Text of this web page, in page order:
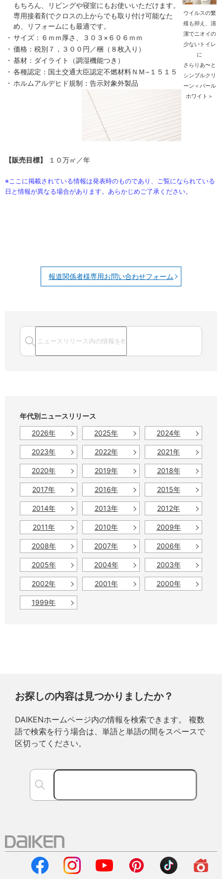
もちろん、リビングや寝室にもお使いいただけます。
専用接着剤でクロスの上からでも取り付け可能なた
め、リフォームにも最適です。
ウイルスの繁
殖も抑え、清
潔でニオイの
少ないトイレ
に
さらりあ〜と
シンプルクリ
ーン＜パール
ホワイト＞
・ サイズ：６ｍｍ厚さ、３０３×６０６ｍｍ
・ 価格：税別７，３００円／梱（８枚入り）
・ 基材：ダイライト（調湿機能つき）
・ 各種認定：国土交通大臣認定不燃材料ＮＭ−１５１５
・ ホルムアルデヒド規制：告示対象外製品
【販売目標】 １０万㎡／年
※ここに掲載されている情報は発表時のものであり、ご覧になられている
日と情報が異なる場合があります。あらかじめご了承ください。
報道関係者様専用お問い合わせフォーム
年代別ニュースリリース
2026年
2025年 2024年
2023年 2022年 2021年
2020年 2019年 2018年
2017年 2016年 2015年
2014年 2013年 2012年
2011年 2010年 2009年
2008年 2007年 2006年
2005年 2004年 2003年
2002年 2001年 2000年
1999年
お探しの内容は見つかりましたか？
DAIKENホームページ内の情報を検索できます。 複数
語で検索を行う場合は、単語と単語の間をスペースで
区切ってください。